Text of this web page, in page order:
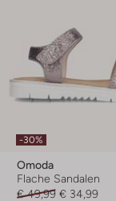
-30%
Omoda
Flache Sandalen
€ 49,99 € 34,99